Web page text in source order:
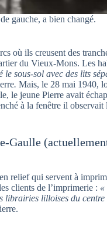
gauche, a bien changé.
où ils creusent des
du Vieux-Mons. Les
sous-sol avec des lits
. Mais, le 28 mai 1940,
le jeune Pierre avait
à la fenêtre il observait
Gaulle
relief qui servent à
clients de l’imprimerie : «
librairies lilloises du centre